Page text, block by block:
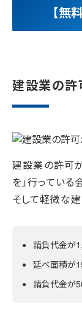
【無
建設業の許
建設業の許可
を」行っている
そして軽微な
請負代金が
延べ面積が
請負代金が